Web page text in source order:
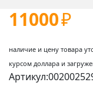
11000₽
наличие и цену товара
курсом доллара и